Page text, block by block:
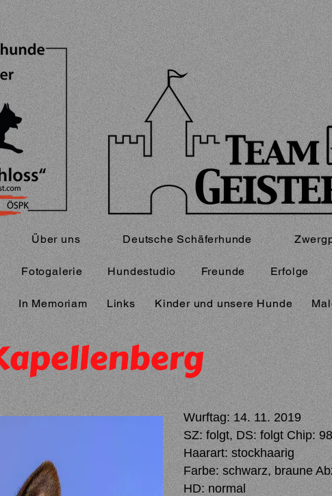
Über uns Deutsche Schäferhunde
Fotogalerie Hundestudio Freunde Erfolge
In Memoriam Links Kinder und unsere Hunde
Wurftag: 14. 11. 2019
SZ: folgt, DS: folgt Chip:
Haarart: stockhaarig
Farbe: schwarz, braune
HD: normal